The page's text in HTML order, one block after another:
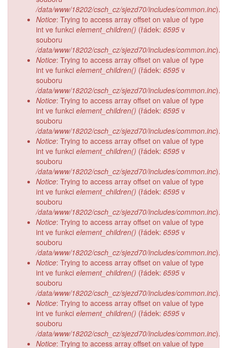
/data/www/18202/csch_cz/sjezd70/includes/common.inc).
Notice: Trying to access array offset on value of type
int ve funkci element_children() (řádek: 6595 v
souboru
/data/www/18202/csch_cz/sjezd70/includes/common.inc).
Notice: Trying to access array offset on value of type
int ve funkci element_children() (řádek: 6595 v
souboru
/data/www/18202/csch_cz/sjezd70/includes/common.inc).
Notice: Trying to access array offset on value of type
int ve funkci element_children() (řádek: 6595 v
souboru
/data/www/18202/csch_cz/sjezd70/includes/common.inc).
Notice: Trying to access array offset on value of type
int ve funkci element_children() (řádek: 6595 v
souboru
/data/www/18202/csch_cz/sjezd70/includes/common.inc).
Notice: Trying to access array offset on value of type
int ve funkci element_children() (řádek: 6595 v
souboru
/data/www/18202/csch_cz/sjezd70/includes/common.inc).
Notice: Trying to access array offset on value of type
int ve funkci element_children() (řádek: 6595 v
souboru
/data/www/18202/csch_cz/sjezd70/includes/common.inc).
Notice: Trying to access array offset on value of type
int ve funkci element_children() (řádek: 6595 v
souboru
/data/www/18202/csch_cz/sjezd70/includes/common.inc).
Notice: Trying to access array offset on value of type
int ve funkci element_children() (řádek: 6595 v
souboru
/data/www/18202/csch_cz/sjezd70/includes/common.inc).
Notice: Trying to access array offset on value of type